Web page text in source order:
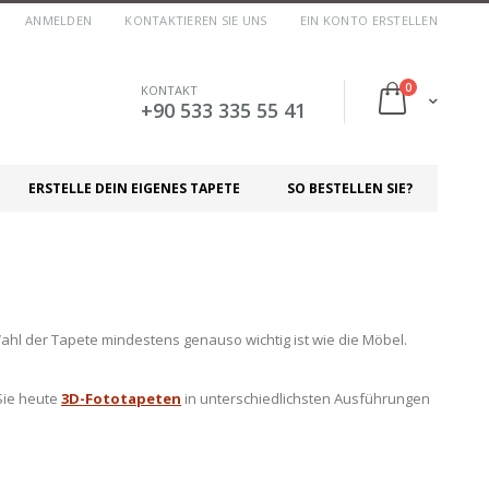
ANMELDEN KONTAKTIEREN SIE UNS EIN KONTO ERSTELLEN
Cart
0Artikel
KONTAKT
+90 533 335 55 41
SO BESTELLEN SIE?
ERSTELLE DEIN EIGENES TAPETE
der Tapete mindestens genauso wichtig ist wie die Möbel.
heute 3D-Fototapeten in unterschiedlichsten Ausführungen